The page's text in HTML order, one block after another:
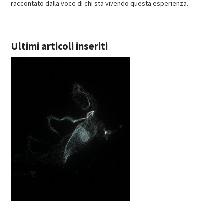
raccontato dalla voce di chi sta vivendo questa esperienza.
Ultimi articoli inseriti